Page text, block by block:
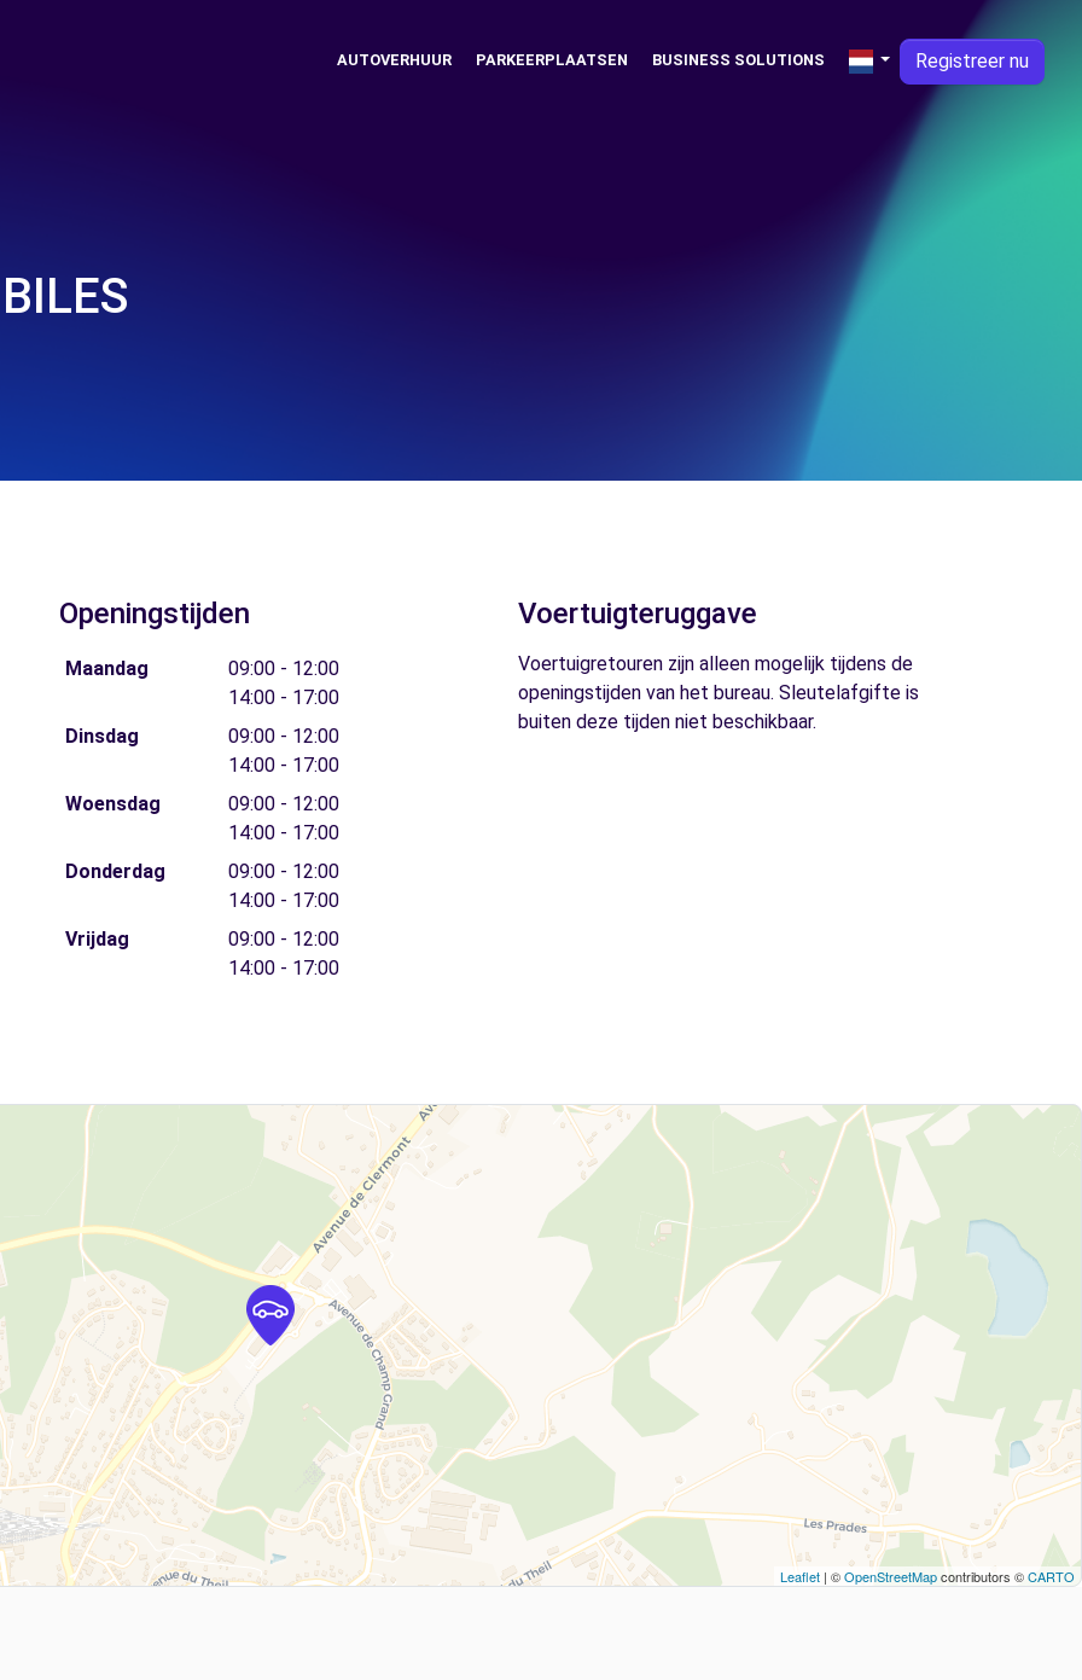
AUTOVERHUUR PARKEERPLAATSEN BUSINESS SOLUTIONS Registreer nu
Openingstijden
Maandag
09:00 - 12:00
14:00 - 17:00
Dinsdag
09:00 - 12:00
14:00 - 17:00
Woensdag
09:00 - 12:00
14:00 - 17:00
Donderdag
09:00 - 12:00
14:00 - 17:00
Vrijdag
09:00 - 12:00
14:00 - 17:00
Voertuigteruggave
Voertuigretouren zijn alleen mogelijk tijdens de
openingstijden van het bureau. Sleutelafgifte is
buiten deze tijden niet beschikbaar.
Leaflet | ©OpenStreetMapcontributors ©CARTO